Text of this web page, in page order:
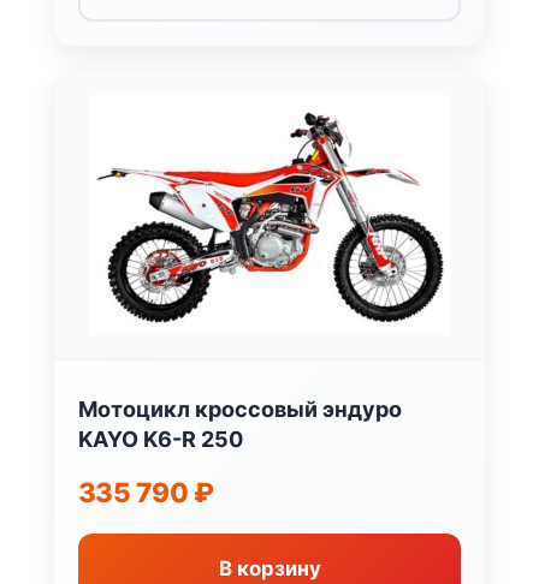
Мотоцикл кроссовый эндуро
KAYO K6-R 250
335 790 ₽
В корзину